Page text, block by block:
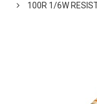
100R 1/6W